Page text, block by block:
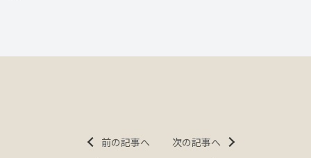
前の記事へ 次の記事へ